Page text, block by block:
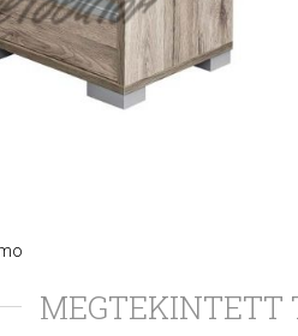
MEGTEKINTETT